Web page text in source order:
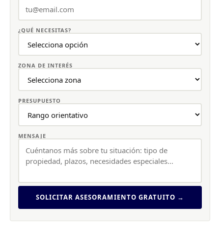
¿QUÉ NECESITAS?
ZONA DE INTERÉS
PRESUPUESTO
MENSAJE
SOLICITAR ASESORAMIENTO GRATUITO →